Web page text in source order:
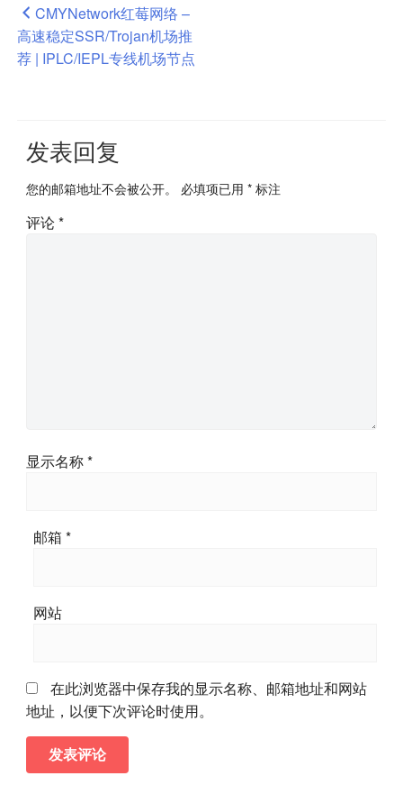
文
章
导
CMYNetwork红莓网络 –
高速稳定SSR/Trojan机场推
荐 | IPLC/IEPL专线机场节点
发表回复
您的邮箱地址不会被公开。 必填项已用 *标注
评论*
显示名称*
邮箱 *
网站
在此浏览器中保存我的显示名称、邮箱地址和网站
地址，以便下次评论时使用。